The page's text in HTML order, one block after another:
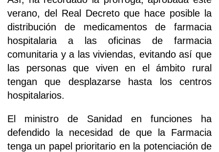
verano, del Real Decreto que hace posible la
distribución de medicamentos de farmacia
hospitalaria a las oficinas de farmacia
comunitaria y a las viviendas, evitando así que
las personas que viven en el ámbito rural
tengan que desplazarse hasta los centros
hospitalarios.
El ministro de Sanidad en funciones ha
defendido la necesidad de que la Farmacia
tenga un papel prioritario en la potenciación de